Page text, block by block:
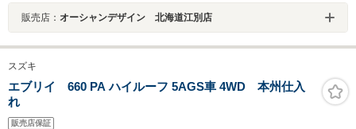
販売店： オーシャンデザイン 北海道江別店
スズキ
エブリイ 660 PA ハイルーフ 5AGS車 4WD 本州仕入
れ
販売店保証